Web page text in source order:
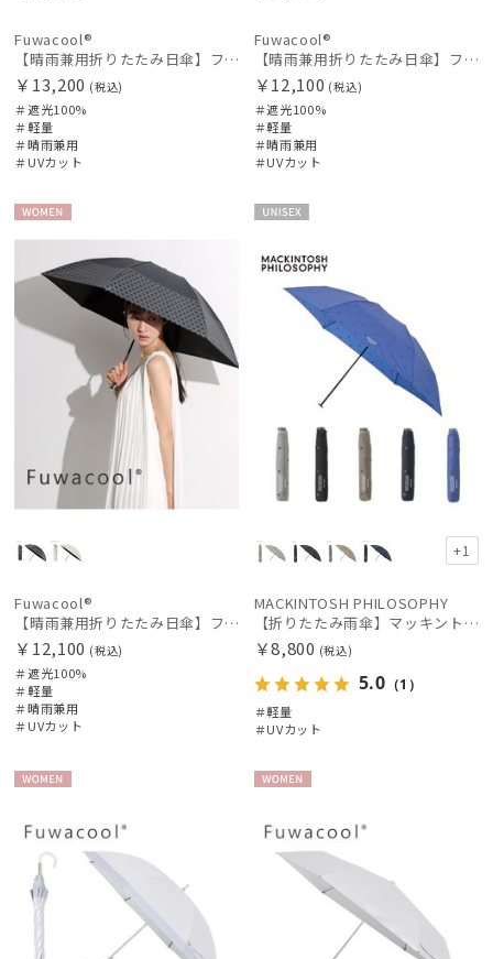
Fuwacool®
【晴雨兼用折りたたみ日傘】フワクール®ブラック（Fuwacool® Black）チューブスタイル 遮光100 UV100
￥13,200 (税込)
＃遮光100%
＃軽量
＃晴雨兼用
＃UVカット
Fuwacool®
【晴雨兼用折りたたみ日傘】フワクール®ブラック（Fuwacool® Black）ドライメタル 遮光100
￥12,100 (税込)
＃遮光100%
＃軽量
＃晴雨兼用
＃UVカット
Fuwacool®
【晴雨兼用折りたたみ日傘】フワクール®ブラック（Fuwacool® Black）ジオメトリック 遮光100 UV100
￥12,100 (税込)
＃遮光100%
＃軽量
＃晴雨兼用
＃UVカット
X
+1
MACKINTOSH PHILOSOPHY
【折りたたみ雨傘】マッキントッシュ フィロソフィー（MACKINTOSH PHILOSOPHY）Barbrella（バーブレラ）CAT 軽量
￥8,800 (税込)
5.0 （1）
＃軽量
＃UVカット
N
N